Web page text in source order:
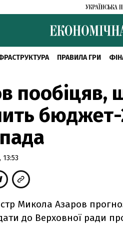
ПРАВИЛА ГРИ
пообіцяв,
бюджет-
Микола Азаров
до Верховної ради